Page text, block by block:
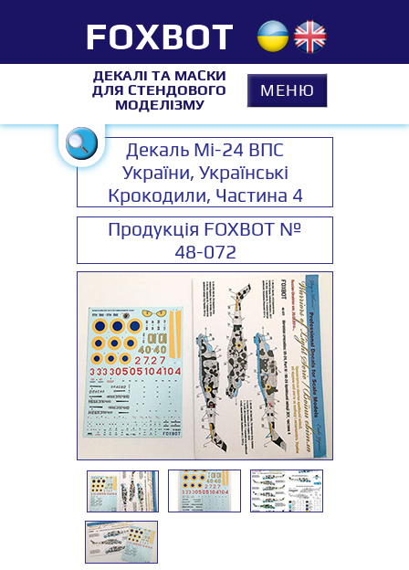
Декаль Мі-24 ВПС
України, Українські
Крокодили, Частина 4
ДЕКАЛІ ТА МАСКИ
ДЛЯ СТЕНДОВОГО
МОДЕЛІЗМУ
МЕНЮ
FOXBOT
Продукція FOXBOT №
48-072